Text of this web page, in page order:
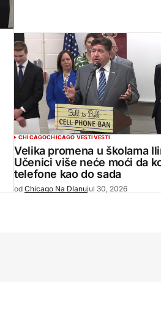
CHICAGOCHICAGO VESTIVESTI
Velika promena u školama
Učenici više neće moći da
telefone kao do sada
od Chicago Na Dlanujul 30, 2026